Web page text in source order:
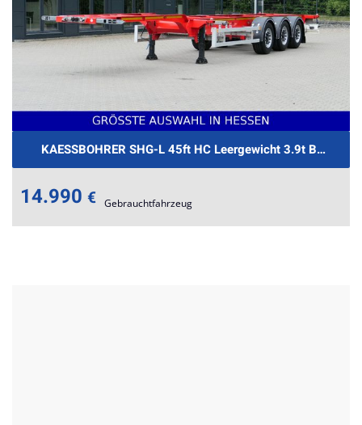
KAESSBOHRER SHG-L 45ft HC Leergewicht 3.9t BPW
14.990 € Gebrauchtfahrzeug